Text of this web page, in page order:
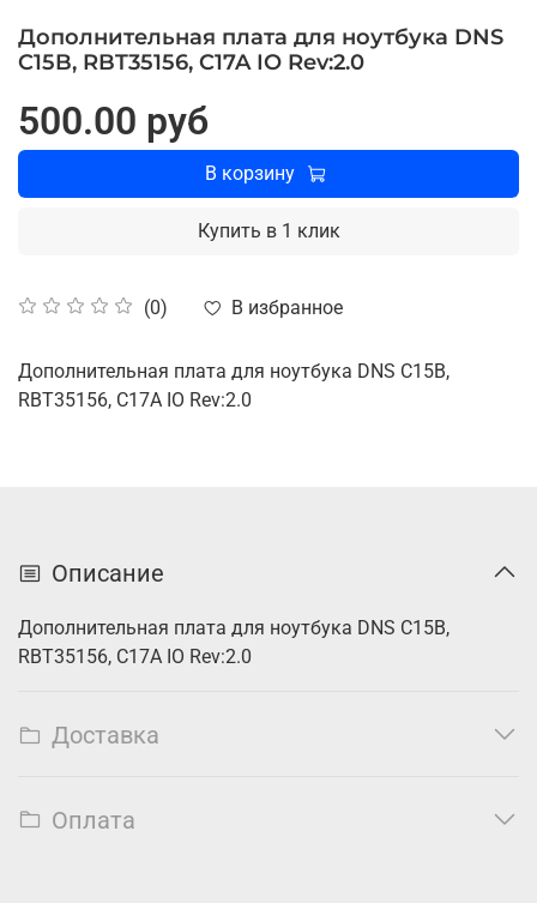
Дополнительная плата для ноутбука DNS
C15B, RBT35156, C17A IO Rev:2.0
(0) В избранное
500.00 руб
В корзину
Купить в 1 клик
Дополнительная плата для ноутбука DNS C15B,
RBT35156, C17A IO Rev:2.0
Описание
Дополнительная плата для ноутбука DNS C15B,
RBT35156, C17A IO Rev:2.0
Доставка
Оплата